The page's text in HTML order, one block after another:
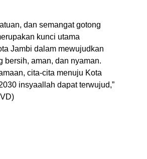
dan semangat gotong
kunci utama
Jambi dalam mewujudkan
bersih, aman, dan nyaman.
cita-cita menuju Kota
insyaallah dapat terwujud,”